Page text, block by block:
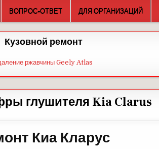
ВОПРОС-ОТВЕТ ДЛЯ ОРГАНИЗАЦИЙ
Кузовной ремонт
ржавчины Geely Atlas
глушителя Kia Clarus
Киа Кларус